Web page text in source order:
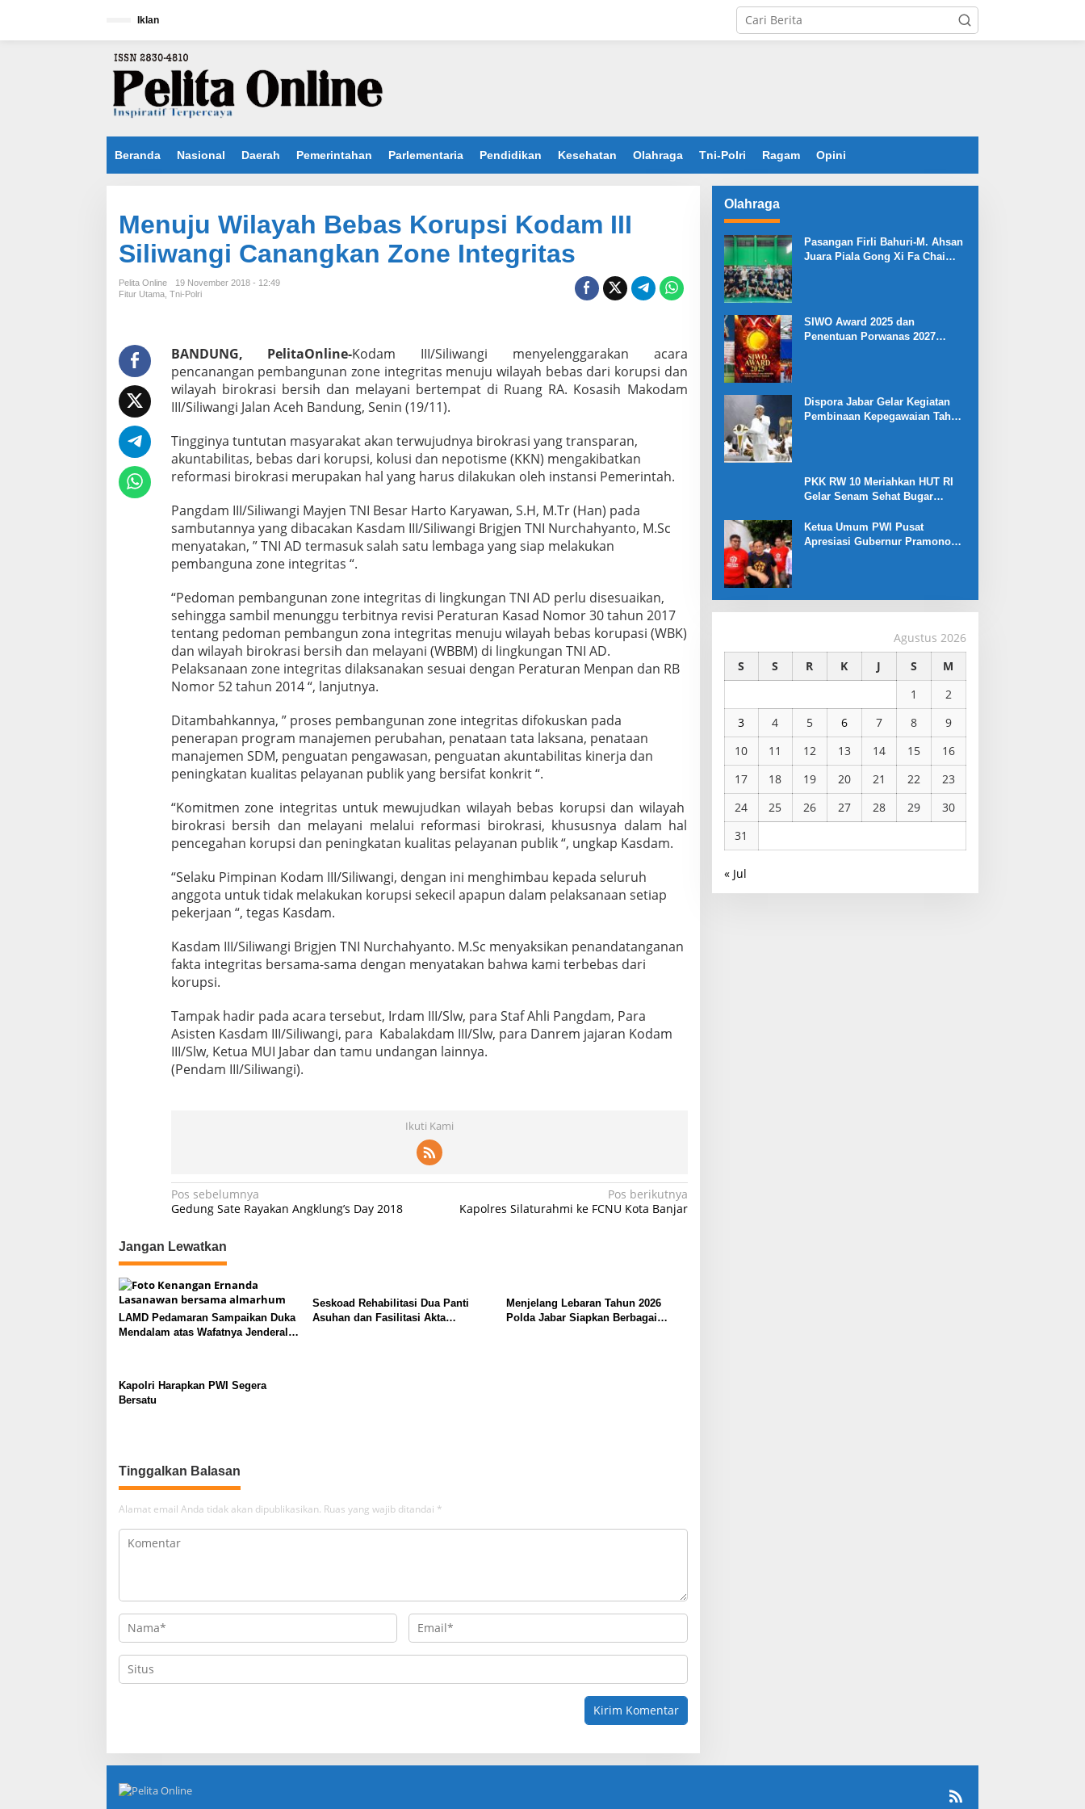
Iklan
Beranda Nasional Daerah Pemerintahan Parlementaria Pendidikan Kesehatan Olahraga Tni-Polri Ragam Opini
Menuju Wilayah Bebas Korupsi Kodam III
Siliwangi Canangkan Zone Integritas
Pelita Online
19 November 2018 - 12:49
Fitur Utama Tni-Polri
BANDUNG, PelitaOnline-Kodam III/Siliwangi menyelenggarakan acara
pencanangan pembangunan zone integritas menuju wilayah bebas dari korupsi dan
wilayah birokrasi bersih dan melayani bertempat di Ruang RA. Kosasih Makodam
III/Siliwangi Jalan Aceh Bandung, Senin (19/11).
Tingginya tuntutan masyarakat akan terwujudnya birokrasi yang transparan,
akuntabilitas, bebas dari korupsi, kolusi dan nepotisme (KKN) mengakibatkan
reformasi birokrasi merupakan hal yang harus dilakukan oleh instansi Pemerintah.
Pangdam III/Siliwangi Mayjen TNI Besar Harto Karyawan, S.H, M.Tr (Han) pada
sambutannya yang dibacakan Kasdam III/Siliwangi Brigjen TNI Nurchahyanto, M.Sc
menyatakan, ” TNI AD termasuk salah satu lembaga yang siap melakukan
pembanguna zone integritas “.
“Pedoman pembangunan zone integritas di lingkungan TNI AD perlu disesuaikan,
sehingga sambil menunggu terbitnya revisi Peraturan Kasad Nomor 30 tahun 2017
tentang pedoman pembangun zona integritas menuju wilayah bebas korupasi (WBK)
dan wilayah birokrasi bersih dan melayani (WBBM) di lingkungan TNI AD.
Pelaksanaan zone integritas dilaksanakan sesuai dengan Peraturan Menpan dan RB
Nomor 52 tahun 2014 “, lanjutnya.
Ditambahkannya, ” proses pembangunan zone integritas difokuskan pada
penerapan program manajemen perubahan, penataan tata laksana, penataan
manajemen SDM, penguatan pengawasan, penguatan akuntabilitas kinerja dan
peningkatan kualitas pelayanan publik yang bersifat konkrit “.
“Komitmen zone integritas untuk mewujudkan wilayah bebas korupsi dan wilayah
birokrasi bersih dan melayani melalui reformasi birokrasi, khususnya dalam hal
pencegahan korupsi dan peningkatan kualitas pelayanan publik “, ungkap Kasdam.
“Selaku Pimpinan Kodam III/Siliwangi, dengan ini menghimbau kepada seluruh
anggota untuk tidak melakukan korupsi sekecil apapun dalam pelaksanaan setiap
pekerjaan “, tegas Kasdam.
Kasdam III/Siliwangi Brigjen TNI Nurchahyanto. M.Sc menyaksikan penandatanganan
fakta integritas bersama-sama dengan menyatakan bahwa kami terbebas dari
korupsi.
Tampak hadir pada acara tersebut, Irdam III/Slw, para Staf Ahli Pangdam, Para
Asisten Kasdam III/Siliwangi, para Kabalakdam III/Slw, para Danrem jajaran Kodam
III/Slw, Ketua MUI Jabar dan tamu undangan lainnya.
(Pendam III/Siliwangi).
Ikuti Kami
N
a
v
i
g
a
s
p
Pos sebelumnya
Gedung Sate Rayakan Angklung’s Day 2018
Pos berikutnya
Kapolres Silaturahmi ke FCNU Kota Banjar
Jangan Lewatkan
LAMD Pedamaran Sampaikan Duka
Mendalam atas Wafatnya Jenderal
Seskoad Rehabilitasi Dua Panti
Asuhan dan Fasilitasi Akta
Menjelang Lebaran Tahun 2026
Polda Jabar Siapkan Berbagai
Kapolri Harapkan PWI Segera
Bersatu
Tinggalkan Balasan
Alamat email Anda tidak akan dipublikasikan. Ruas yang wajib ditandai *
Olahraga
Pasangan Firli Bahuri-M. Ahsan
Juara Piala Gong Xi Fa Chai
SIWO Award 2025 dan
Penentuan Porwanas 2027
Dispora Jabar Gelar Kegiatan
Pembinaan Kepegawaian Tahun
PKK RW 10 Meriahkan HUT RI
Gelar Senam Sehat Bugar
Ketua Umum PWI Pusat
Apresiasi Gubernur Pramono
Agustus 2026
S
S R K J S
M
1
2
3
4 5 6 7 8
9
10
11 12 13 14 15
16
17
18 19 20 21 22
23
24
25 26 27 28 29
30
31
« Jul